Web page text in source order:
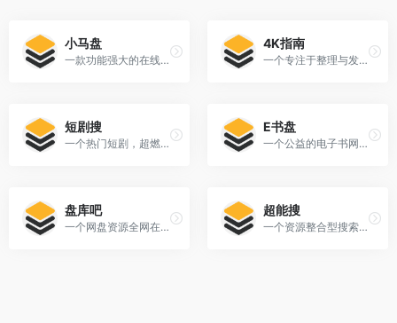
小马盘
一款功能强大的在线聚合网盘搜索引擎，特别适合经常使用云盘的用户。
4K指南
一个专注于整理与发布 4K超清内容的夸克网盘资源分享站。
短剧搜
一个热门短剧，超燃短剧，爽文短剧等短剧网盘资源搜索引擎！
E书盘
一个公益的电子书网盘资源搜索站。
盘库吧
一个网盘资源全网在线搜索神器，可以自动检测失效网盘链接，每天更新海量资源。
超能搜
一个资源整合型搜索导航平台，专门收录并分类整理了百度网盘搜索引擎、云盘解析工具、资源推荐导航等第三方工具网站。